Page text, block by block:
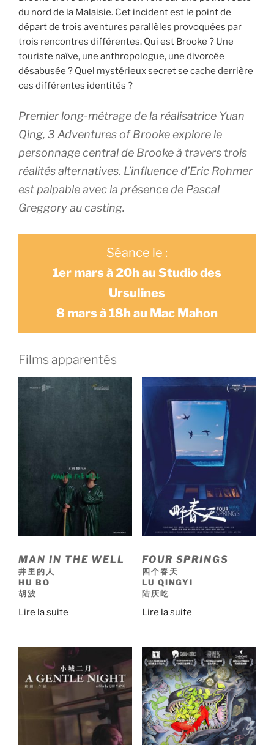
du nord de la Malaisie. Cet incident est le point de
départ de trois aventures parallèles provoquées par
trois rencontres différentes. Qui est Brooke ? Une
touriste naïve, une anthropologue, une divorcée
désabusée ? Quel mystérieux secret se cache derrière
ces différentes identités ?
Premier long-métrage de la réalisatrice Yuan
Qing, 3 Adventures of Brooke explore le
personnage central de Brooke à travers trois
réalités alternatives. L’influence d’Eric Rohmer
est palpable avec la présence de Pascal
Greggory au casting.
Séance le :
1er mars à 20h au Studio des
Ursulines
8 mars à 18h au Mac Mahon
Films apparentés
MAN IN THE WELL
井里的人
HU BO
胡波
Lire la suite
FOUR SPRINGS
四个春天
LU QINGYI
陆庆屹
Lire la suite